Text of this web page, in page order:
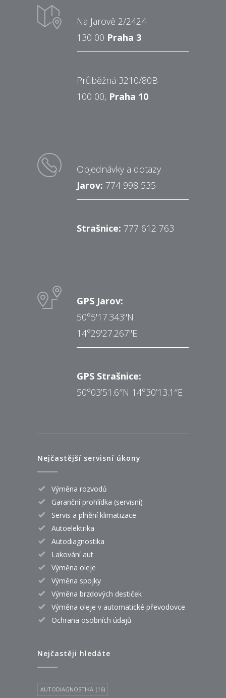
Na Jarově 2/2424
130 00 Praha 3
Průběžná 3210/80B
100 00, Praha 10
Objednávky a dotazy
Jarov: 774 998 535
Strašnice: 777 612 763
GPS Jarov:
50°5'17.343"N
14°29'27.267"E
GPS Strašnice:
50°03’51.6″N 14°30’13.1″E
Nejčastější servisní úkony
Výměna rozvodů
Garanční prohlídka (servisní)
Servis a plnění klimatizace
Autoelektrika
Autodiagnostika
Lakování aut
Výměna oleje
Výměna spojky
Výměna brzdových destiček
Výměna oleje v automatické převodovce
Ochrana osobních údajů
Nejčastěji hledáte
AUTODIAGNOSTIKA (16)